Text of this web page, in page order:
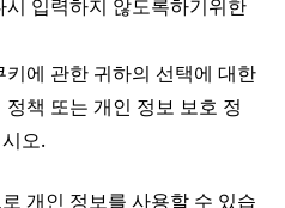
입력하지 않도록하기위한
에 관한 귀하의 선택에 대한
책 또는 개인 정보 보호 정
오.
개인 정보를 사용할 수 있습